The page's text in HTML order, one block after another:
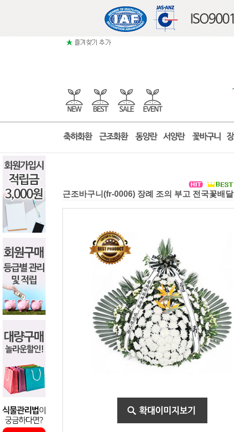
근조바구니(fr-0006) 장례 조의 부고 전국꽃배달